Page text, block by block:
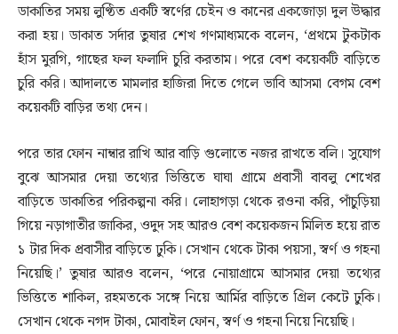
ডাকাতির সময় লুণ্ঠিত একটি স্বর্ণের চেইন ও কানের একজোড়া দুল উদ্ধার
করা হয়। ডাকাত সর্দার তুষার শেখ গণমাধ্যমকে বলেন, ‘প্রথমে টুকটাক
হাঁস মুরগি, গাছের ফল ফলাদি চুরি করতাম। পরে বেশ কয়েকটি বাড়িতে
চুরি করি। আদালতে মামলার হাজিরা দিতে গেলে ভাবি আসমা বেগম বেশ
কয়েকটি বাড়ির তথ্য দেন।
পরে তার ফোন নাম্বার রাখি আর বাড়ি গুলোতে নজর রাখতে বলি। সুযোগ
বুঝে আসমার দেয়া তথ্যের ভিত্তিতে ঘাঘা গ্রামে প্রবাসী বাবলু শেখের
বাড়িতে ডাকাতির পরিকল্পনা করি। লোহাগড়া থেকে রওনা করি, পাঁচুড়িয়া
গিয়ে নড়াগাতীর জাকির, ওদুদ সহ আরও বেশ কয়েকজন মিলিত হয়ে রাত
১ টার দিক প্রবাসীর বাড়িতে ঢুকি। সেখান থেকে টাকা পয়সা, স্বর্ণ ও গহনা
নিয়েছি।’ তুষার আরও বলেন, ‘পরে নোয়াগ্রামে আসমার দেয়া তথ্যের
ভিত্তিতে শাকিল, রহমতকে সঙ্গে নিয়ে আর্মির বাড়িতে গ্রিল কেটে ঢুকি।
সেখান থেকে নগদ টাকা, মোবাইল ফোন, স্বর্ণ ও গহনা নিয়ে নিয়েছি।